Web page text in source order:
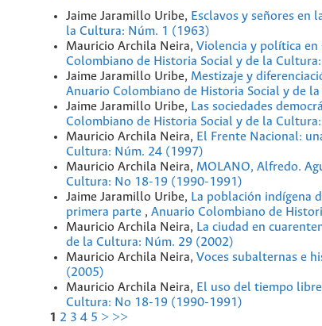
Jaime Jaramillo Uribe, Esclavos y señores en
la Cultura: Núm. 1 (1963)
Mauricio Archila Neira, Violencia y política en
Colombiano de Historia Social y de la
Jaime Jaramillo Uribe, Mestizaje y
Anuario Colombiano de Historia Social y de
Jaime Jaramillo Uribe, Las sociedades
Colombiano de Historia Social y de la
Mauricio Archila Neira, El Frente Nacional:
Cultura: Núm. 24 (1997)
Mauricio Archila Neira, MOLANO, Alfredo.
Cultura: No 18-19 (1990-1991)
Jaime Jaramillo Uribe, La población indígena
primera parte , Anuario Colombiano de
Mauricio Archila Neira, La ciudad en
de la Cultura: Núm. 29 (2002)
Mauricio Archila Neira, Voces subalternas e
(2005)
Mauricio Archila Neira, El uso del tiempo
Cultura: No 18-19 (1990-1991)
1 2 3 4 5 > >>